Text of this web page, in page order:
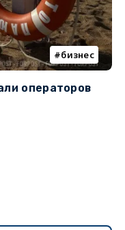
бизнес
операторов